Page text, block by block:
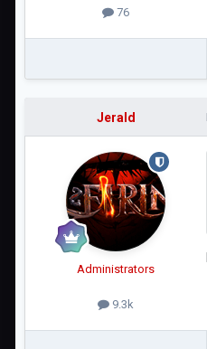
76
Jerald
Administrators
9.3k